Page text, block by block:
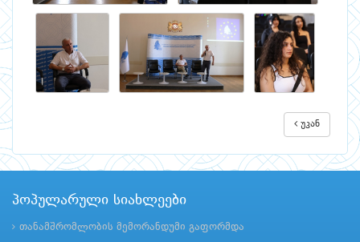
უკან
პოპულარული სიახლეები
თანამშრომლობის მემორანდუმი გაფორმდა